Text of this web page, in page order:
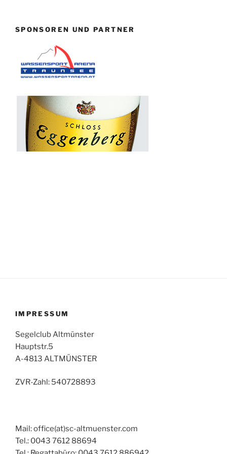
SPONSOREN UND PARTNER
IMPRESSUM
Segelclub Altmünster
Hauptstr.5
A-4813 ALTMÜNSTER
ZVR-Zahl: 540728893
Mail: office(at)sc-altmuenster.com
Tel.: 0043 7612 88694